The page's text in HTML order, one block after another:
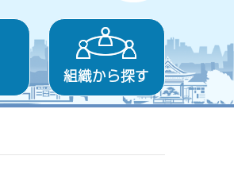
組織から探す